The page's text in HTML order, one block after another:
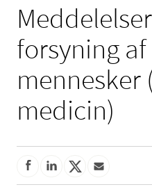
forsyning
mennesker
medicin)